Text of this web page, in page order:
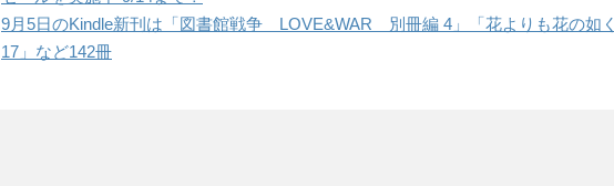
9月5日のKindle新刊は「図書館戦争 LOVE&WAR 別冊編 4」「花よりも花の如く
17」など142冊